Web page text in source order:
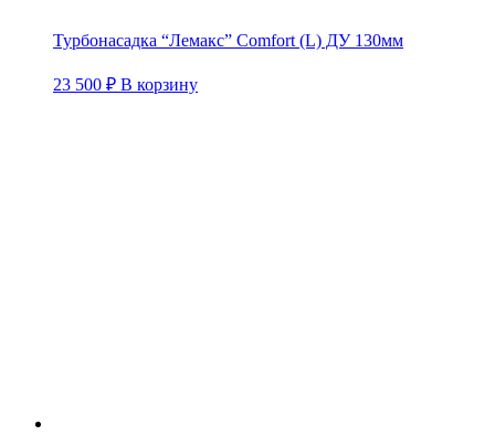
Турбонасадка “Лемакс” Comfort (L) ДУ 130мм
23 500 ₽ В корзину